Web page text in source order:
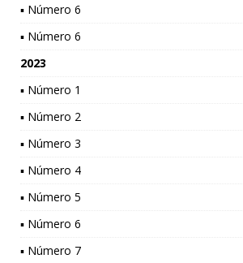
▪ Número 6
▪ Número 6
2023
▪ Número 1
▪ Número 2
▪ Número 3
▪ Número 4
▪ Número 5
▪ Número 6
▪ Número 7